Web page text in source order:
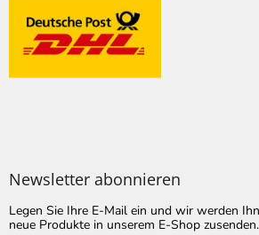
Newsletter abonnieren
Legen Sie Ihre E-Mail ein und wir werden
neue Produkte in unserem E-Shop zusenden.